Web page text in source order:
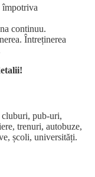
împotriva
continuu.
Întreținerea
cluburi, pub-uri,
trenuri, autobuze,
școli, universități.